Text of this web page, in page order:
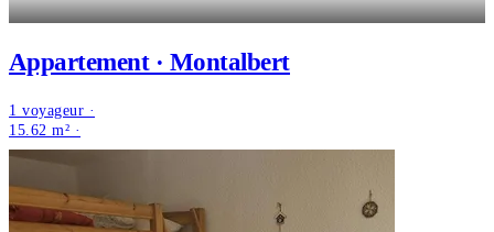
Appartement · Montalbert
1 voyageur ·
15.62 m² ·